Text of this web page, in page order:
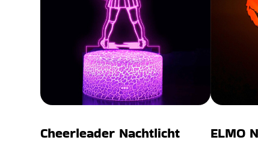
Cheerleader Nachtlicht ELMO